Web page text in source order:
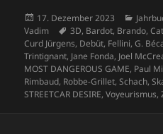
Veröffentlicht
am
17. Dezember 2023
Vadim
Schlagwörter
3D, Bardot, Brando,
Curd Jürgens, Debüt, Fellini,G.
Trintignant, Jane Fonda, Joel
MOST DANGEROUS GAME, Paul
Rimbaud, Robbe-Grillet,Schach,
STREETCAR DESIRE,Voyeurismus,